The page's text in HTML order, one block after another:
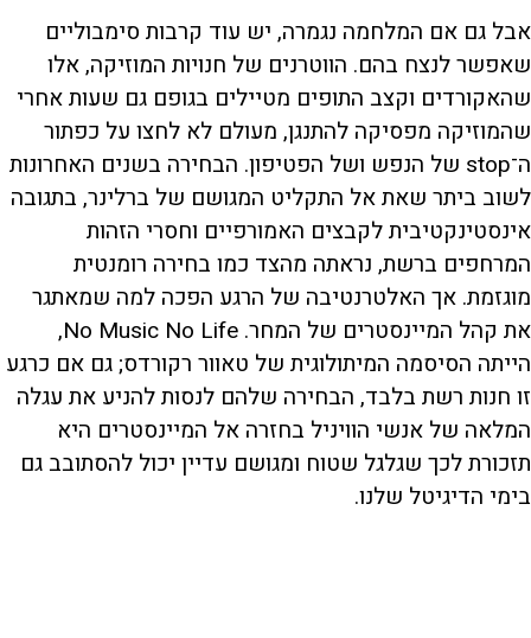
אבל גם אם המלחמה נגמרה, יש עוד קרבות סימבוליים
שאפשר לנצח בהם. הווטרנים של חנויות המוזיקה, אלו
שהאקורדים וקצב התופים מטיילים בגופם גם שעות אחרי
שהמוזיקה מפסיקה להתנגן, מעולם לא לחצו על כפתור
ה־stop של הנפש ושל הפטיפון. הבחירה בשנים האחרונות
לשוב ביתר שאת אל התקליט המגושם של ברלינר, בתגובה
אינסטינקטיבית לקבצים האמורפיים וחסרי הזהות
המרחפים ברשת, נראתה מהצד כמו בחירה רומנטית
מוגזמת. אך האלטרנטיבה של הרגע הפכה למה שמאתגר
את קהל המיינסטרים של המחר. No Music No Life,
הייתה הסיסמה המיתולוגית של טאוור רקורדס; גם אם כרגע
זו חנות רשת בלבד, הבחירה שלהם לנסות להניע את עגלה
המלאה של אנשי הוויניל בחזרה אל המיינסטרים היא
תזכורת לכך שגלגל שטוח ומגושם עדיין יכול להסתובב גם
בימי הדיגיטל שלנו.